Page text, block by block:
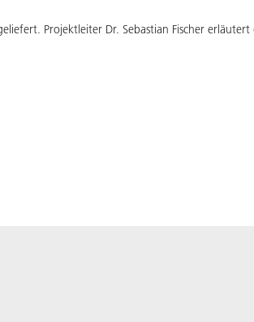
Projektleiter Dr. Sebastian Fischer